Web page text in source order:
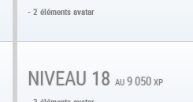
- 2 éléments avatar
NIVEAU 18 au 9 050 xp